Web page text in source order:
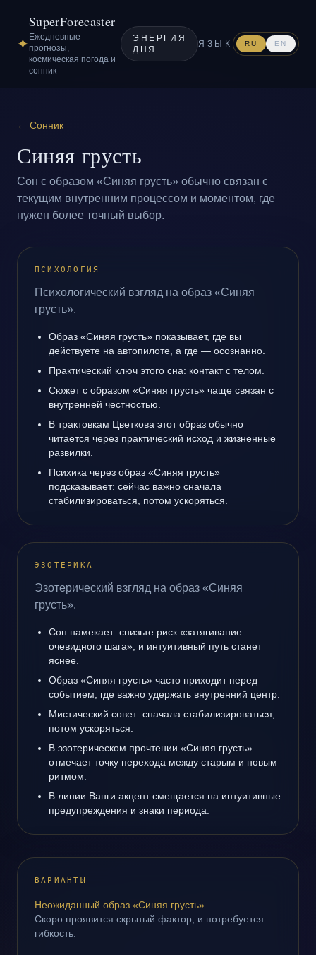
✦
SuperForecaster
Ежедневные
прогнозы,
космическая погода и
сонник
ЭНЕРГИЯ
ДНЯ
ЯЗЫК RU EN
← Сонник
Синяя грусть
Сон с образом «Синяя грусть» обычно связан с
текущим внутренним процессом и моментом, где
нужен более точный выбор.
ПСИХОЛОГИЯ
Психологический взгляд на образ «Синяя
грусть».
Образ «Синяя грусть» показывает, где вы
действуете на автопилоте, а где — осознанно.
Практический ключ этого сна: контакт с телом.
Сюжет с образом «Синяя грусть» чаще связан с
внутренней честностью.
В трактовкам Цветкова этот образ обычно
читается через практический исход и жизненные
развилки.
Психика через образ «Синяя грусть»
подсказывает: сейчас важно сначала
стабилизироваться, потом ускоряться.
ЭЗОТЕРИКА
Эзотерический взгляд на образ «Синяя
грусть».
Сон намекает: снизьте риск «затягивание
очевидного шага», и интуитивный путь станет
яснее.
Образ «Синяя грусть» часто приходит перед
событием, где важно удержать внутренний центр.
Мистический совет: сначала стабилизироваться,
потом ускоряться.
В эзотерическом прочтении «Синяя грусть»
отмечает точку перехода между старым и новым
ритмом.
В линии Ванги акцент смещается на интуитивные
предупреждения и знаки периода.
ВАРИАНТЫ
Неожиданный образ «Синяя грусть»
Скоро проявится скрытый фактор, и потребуется
гибкость.